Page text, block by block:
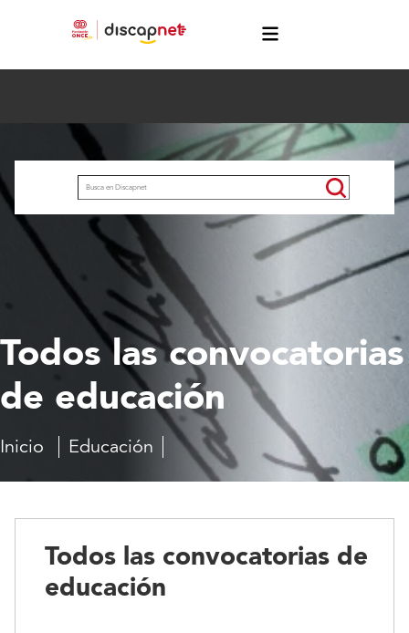
Todos las convocatorias
de educación
Inicio Educación
Todos
de
Todos las convocatorias de
educación